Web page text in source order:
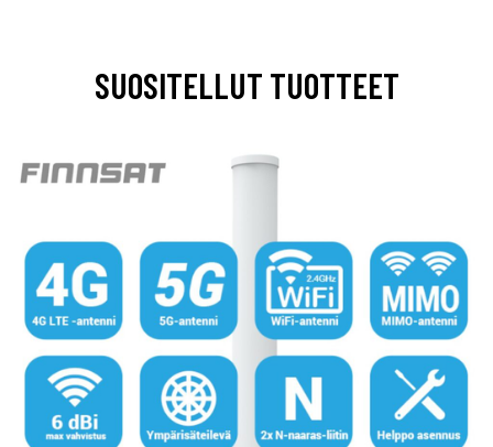
SUOSITELLUT TUOTTEET